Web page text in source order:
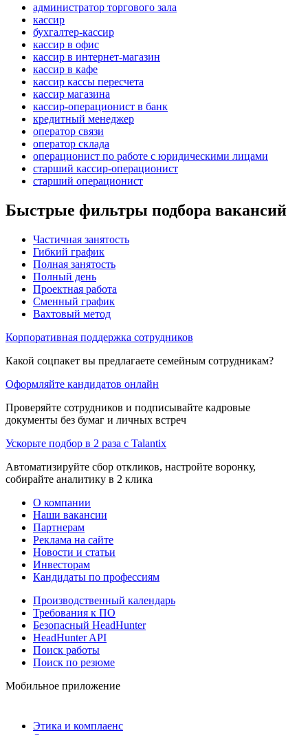
администратор торгового зала
кассир
бухгалтер-кассир
кассир в офис
кассир в интернет-магазин
кассир в кафе
кассир кассы пересчета
кассир магазина
кассир-операционист в банк
кредитный менеджер
оператор связи
оператор склада
операционист по работе с юридическими лицами
старший кассир-операционист
старший операционист
Быстрые фильтры подбора вакансий
Частичная занятость
Гибкий график
Полная занятость
Полный день
Проектная работа
Сменный график
Вахтовый метод
Корпоративная поддержка сотрудников
Какой соцпакет вы предлагаете семейным сотрудникам?
Оформляйте кандидатов онлайн
Проверяйте сотрудников и подписывайте кадровые
документы без бумаг и личных встреч
Ускорьте подбор в 2 раза с Talantix
Автоматизируйте сбор откликов, настройте воронку,
собирайте аналитику в 2 клика
О компании
Наши вакансии
Партнерам
Реклама на сайте
Новости и статьи
Инвесторам
Кандидаты по профессиям
Производственный календарь
Требования к ПО
Безопасный HeadHunter
HeadHunter API
Поиск работы
Поиск по резюме
Мобильное приложение
Этика и комплаенс